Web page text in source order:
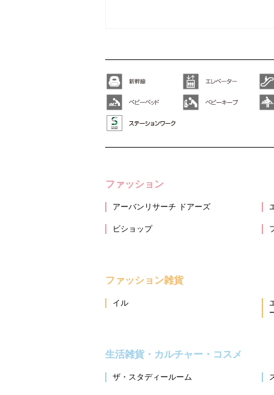
ファッション
アーバンリサーチ ドアーズ
ビショップ
ファッション雑貨
イル
生活雑貨・カルチャー・コスメ
ザ・スタディールーム